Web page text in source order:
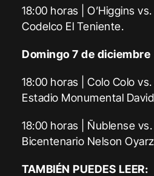
18:00 horas | O’Higgins
Codelco El Teniente.
Domingo 7 de diciembre
18:00 horas | Colo Colo vs.
Estadio Monumental
18:00 horas | Ñublense
Bicentenario Nelson
TAMBIÉN PUEDES LEER: